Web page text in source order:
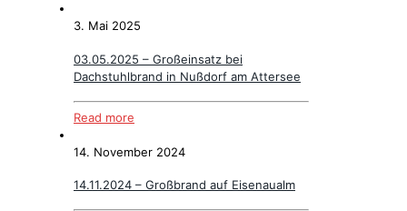
3. Mai 2025
03.05.2025 – Großeinsatz bei
Dachstuhlbrand in Nußdorf am Attersee
Read more
14. November 2024
14.11.2024 – Großbrand auf Eisenaualm